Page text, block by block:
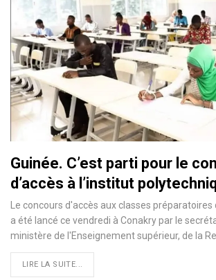
Guinée. C’est parti pour le
d’accès à l’institut
Le concours d'accès aux classes
a été lancé ce vendredi à Conakry par le
ministère de l'Enseignement supérieur, de la
LIRE LA SUITE...